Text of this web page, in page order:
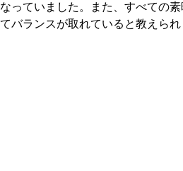
っていました。また、すべての
バランスが取れていると教えられ